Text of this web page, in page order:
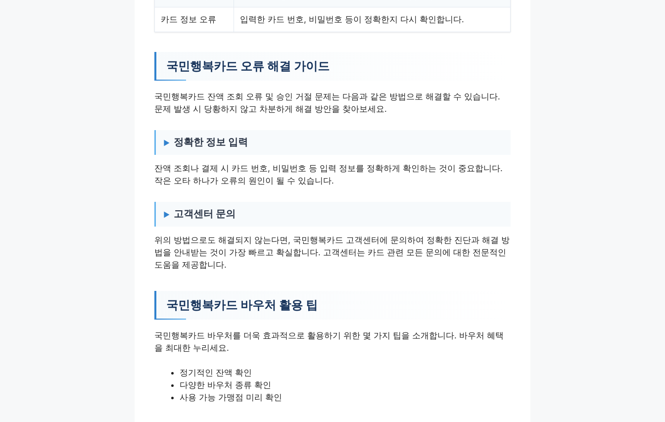
카드 정보 오류 입력한 카드 번호, 비밀번호 등이 정확한지 다시 확인합니다.
국민행복카드 오류 해결 가이드
국민행복카드 잔액 조회 오류 및 승인 거절 문제는 다음과 같은 방법으로 해결할 수 있습니다.
문제 발생 시 당황하지 않고 차분하게 해결 방안을 찾아보세요.
정확한 정보 입력
잔액 조회나 결제 시 카드 번호, 비밀번호 등 입력 정보를 정확하게 확인하는 것이 중요합니다.
작은 오타 하나가 오류의 원인이 될 수 있습니다.
고객센터 문의
위의 방법으로도 해결되지 않는다면, 국민행복카드 고객센터에 문의하여 정확한 진단과 해결 방
법을 안내받는 것이 가장 빠르고 확실합니다. 고객센터는 카드 관련 모든 문의에 대한 전문적인
도움을 제공합니다.
국민행복카드 바우처 활용 팁
국민행복카드 바우처를 더욱 효과적으로 활용하기 위한 몇 가지 팁을 소개합니다. 바우처 혜택
을 최대한 누리세요.
정기적인 잔액 확인
다양한 바우처 종류 확인
사용 가능 가맹점 미리 확인